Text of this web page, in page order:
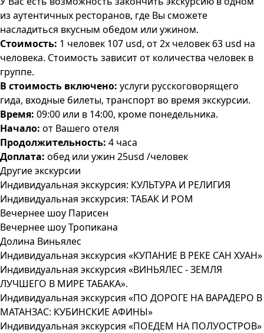
из аутентичных ресторанов, где Вы сможете
насладиться вкусным обедом или ужином.
Стоимость: 1 человек 107 usd, от 2х человек 63 usd на
человека. Стоимость зависит от количества человек в
группе.
В стоимость включено: услуги русскоговорящего
гида, входные билеты, транспорт во время экскурсии.
Время: 09:00 или в 14:00, кроме понедельника.
Начало: от Вашего отеля
Продолжительность: 4 часа
Доплата: обед или ужин 25usd /человек
Другие экскурсии
Индивидуальная экскурсия: КУЛЬТУРА И РЕЛИГИЯ
Индивидуальная экскурсия: ТАБАК И РОМ
Вечернее шоу Парисен
Вечернее шоу Тропикана
Долина Виньялес
Индивидуальная экскурсия «КУПАНИЕ В РЕКЕ САН ХУАН»
Индивидуальная экскурсия «ВИНЬЯЛЕС - ЗЕМЛЯ
ЛУЧШЕГО В МИРЕ ТАБАКА».
Индивидуальная экскурсия «ПО ДОРОГЕ НА ВАРАДЕРО В
МАТАНЗАС: КУБИНСКИЕ АФИНЫ»
Индивидуальная экскурсия «ПОЕДЕМ НА ПОЛУОСТРОВ»